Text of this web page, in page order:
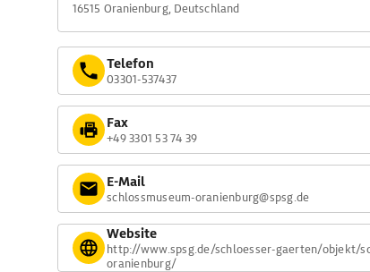
16515 Oranienburg, Deutschland
Telefon
03301-537437
Fax
+49 3301 53 74 39
E-Mail
schlossmuseum-oranienburg@spsg.de
Website
http://www.spsg.de/schloesser-gaerten/objekt/
oranienburg/